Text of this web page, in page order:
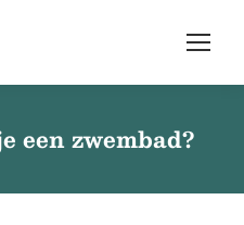
een zwembad?